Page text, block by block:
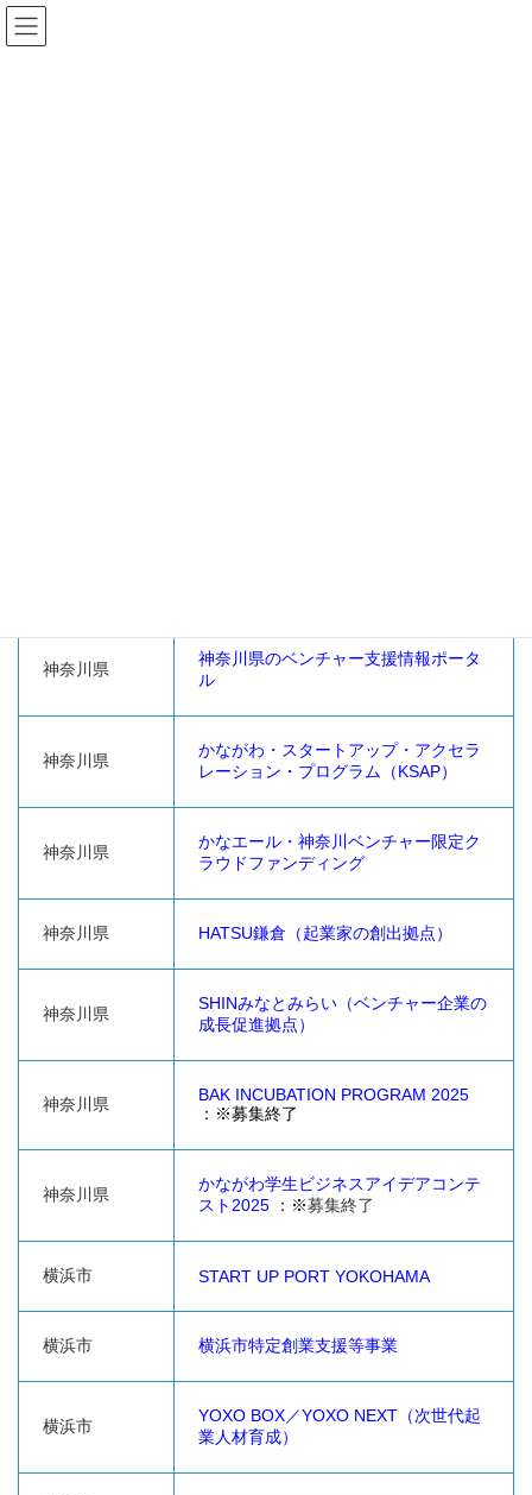
コ
ン
テ
ナ
ビ
ゲ
神奈川県
神奈川県のベンチャー支援情報ポータ
ル
神奈川県
かながわ・スタートアップ・アクセラ
レーション・プログラム（KSAP）
神奈川県
かなエール・神奈川ベンチャー限定ク
ラウドファンディング
神奈川県 HATSU鎌倉（起業家の創出拠点）
神奈川県
SHINみなとみらい（ベンチャー企業の
成長促進拠点）
神奈川県
BAK INCUBATION PROGRAM 2025
：※募集終了
神奈川県
かながわ学生ビジネスアイデアコンテ
スト2025 ：※募集終了
横浜市 START UP PORT YOKOHAMA
横浜市 横浜市特定創業支援等事業
横浜市
YOXO BOX／YOXO NEXT（次世代起
業人材育成）